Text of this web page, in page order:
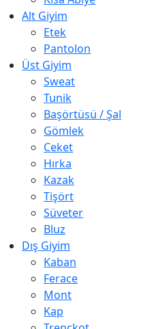
Alt Giyim
Etek
Pantolon
Üst Giyim
Sweat
Tunik
Başörtüsü / Şal
Gömlek
Ceket
Hırka
Kazak
Tişört
Süveter
Bluz
Dış Giyim
Kaban
Ferace
Mont
Kap